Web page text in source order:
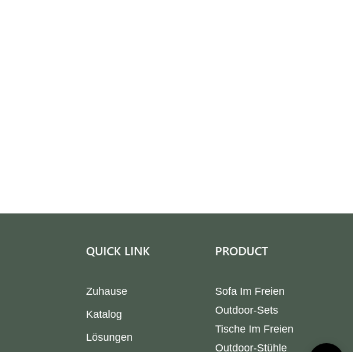
QUICK LINK
Zuhause
Katalog
Lösungen
PRODUCT
Sofa Im Freien
Outdoor-Sets
Tische Im Freien
Outdoor-Stühle